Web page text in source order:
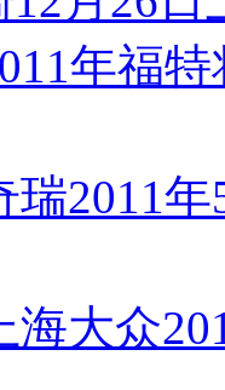
年福
瑞2011
海大众